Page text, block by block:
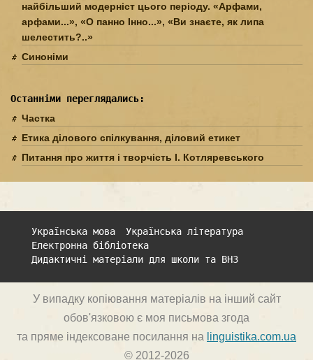
найбільший модерніст цього періоду. «Арфами,
арфами...», «О панно Інно...», «Ви знаєте, як липа
шелестить?..»
Синоніми
Останніми переглядались:
Частка
Етика ділового спілкування, діловий етикет
Питання про життя і творчість І. Котляревського
Українська мова
Українська література
Електронна бібліотека
Дидактичні матеріали для школи та ВНЗ
У випадку копіювання матеріалів на інший сайт
обов'язковою є моя письмова згода
та пряме індексоване посилання на linguistika.com.ua
© 2012-2026